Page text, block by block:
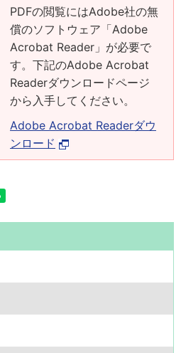
PDFの閲覧にはAdobe社の無
償のソフトウェア「Adobe
Acrobat Reader」が必要で
す。下記のAdobe Acrobat
Readerダウンロードページ
から入手してください。
Adobe Acrobat Readerダウ
ンロード